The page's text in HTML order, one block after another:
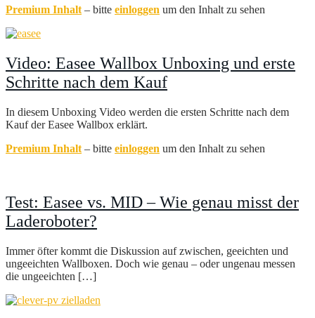
Premium Inhalt – bitte einloggen um den Inhalt zu sehen
Video: Easee Wallbox Unboxing und erste
Schritte nach dem Kauf
In diesem Unboxing Video werden die ersten Schritte nach dem
Kauf der Easee Wallbox erklärt.
Premium Inhalt – bitte einloggen um den Inhalt zu sehen
Test: Easee vs. MID – Wie genau misst der
Laderoboter?
Immer öfter kommt die Diskussion auf zwischen, geeichten und
ungeeichten Wallboxen. Doch wie genau – oder ungenau messen
die ungeeichten […]